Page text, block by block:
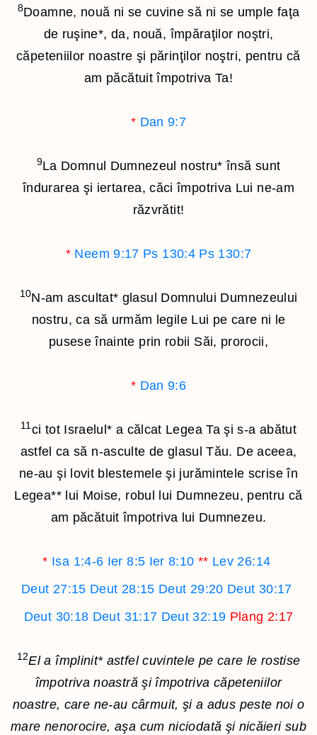
8Doamne, nouă ni se cuvine să ni se umple faţa
de ruşine*, da, nouă, împăraţilor noştri,
căpeteniilor noastre şi părinţilor noştri, pentru că
am păcătuit împotriva Ta!
* Dan 9:7
9La Domnul Dumnezeul nostru* însă sunt
îndurarea şi iertarea, căci împotriva Lui ne-am
răzvrătit!
* Neem 9:17 Ps 130:4 Ps 130:7
10N-am ascultat* glasul Domnului Dumnezeului
nostru, ca să urmăm legile Lui pe care ni le
pusese înainte prin robii Săi, prorocii,
* Dan 9:6
11ci tot Israelul* a călcat Legea Ta şi s-a abătut
astfel ca să n-asculte de glasul Tău. De aceea,
ne-au şi lovit blestemele şi jurămintele scrise în
Legea**lui Moise, robul lui Dumnezeu, pentru că
am păcătuit împotriva lui Dumnezeu.
* Isa 1:4-6 Ier 8:5 Ier 8:10 ** Lev 26:14
Deut 27:15 Deut 28:15 Deut 29:20 Deut 30:17
Deut 30:18 Deut 31:17 Deut 32:19 Plang 2:17
12El a împlinit*astfel cuvintele pe care le rostise
împotriva noastră şi împotriva căpeteniilor
noastre, care ne-au cârmuit, şi a adus peste noi o
mare nenorocire, aşa cum niciodată şi nicăieri sub